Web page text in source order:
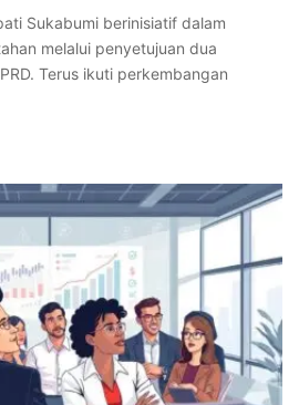
Sukabumi berinisiatif dalam
melalui penyetujuan dua
Terus ikuti perkembangan